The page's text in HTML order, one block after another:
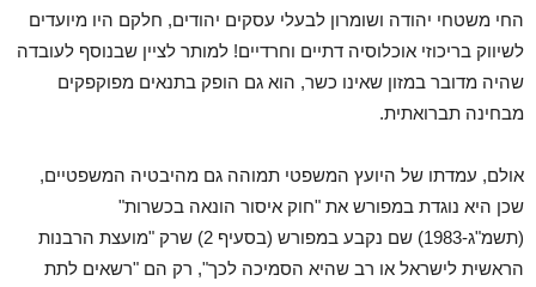
החי משטחי יהודה ושומרון לבעלי עסקים יהודים, חלקם היו מיועדים
לשיווק בריכוזי אוכלוסיה דתיים וחרדיים! למותר לציין שבנוסף לעובדה
שהיה מדובר במזון שאינו כשר, הוא גם הופק בתנאים מפוקפקים
מבחינה תברואתית.
אולם, עמדתו של היועץ המשפטי תמוהה גם מהיבטיה המשפטיים,
שכן היא נוגדת במפורש את "חוק איסור הונאה בכשרות"
(תשמ"ג-1983) שם נקבע במפורש (בסעיף 2) שרק "מועצת הרבנות
הראשית לישראל או רב שהיא הסמיכה לכך", רק הם "רשאים לתת